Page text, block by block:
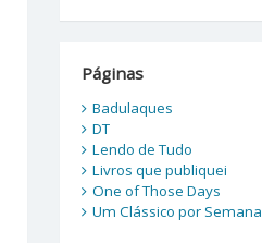
Páginas
Badulaques
DT
Lendo de Tudo
Livros que publiquei
One of Those Days
Um Clássico por Semana